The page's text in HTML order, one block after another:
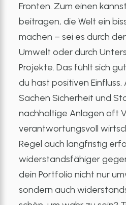
Fronten. Zum einen
beitragen, die Welt ein
machen – sei es durch
Umwelt oder durch
Projekte. Das fühlt sich
du hast positiven Einfluss.
Sachen Sicherheit und
nachhaltige Anlagen oft
verantwortungsvoll
Regel auch langfristig
widerstandsfähiger
dein Portfolio nicht nur
sondern auch